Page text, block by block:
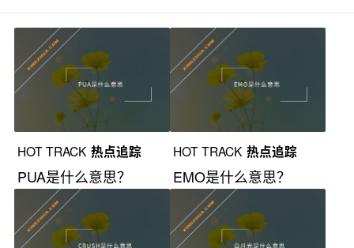
HOT TRACK 热点追踪
PUA是什么意思？
HOT TRACK 热点追踪
EMO是什么意思？